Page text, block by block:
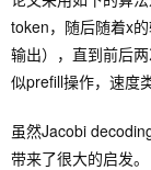
token，随后随着x
输出），直到前后
似prefill操作，速度
虽然Jacobi
带来了很大的启发。